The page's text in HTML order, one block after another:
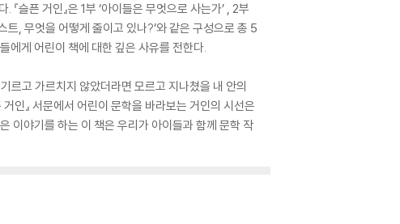
슬픈 거인』은 1부 ‘아이들은 무엇으로 사는가’ , 2부
트, 무엇을 어떻게 줄이고 있나?’와 같은 구성으로 총 5
에게 어린이 책에 대한 깊은 사유를 전한다.
르고 가르치지 않았더라면 모르고 지나쳤을 내 안의
인』 서문에서 어린이 문학을 바라보는 거인의 시선은
이야기를 하는 이 책은 우리가 아이들과 함께 문학 작